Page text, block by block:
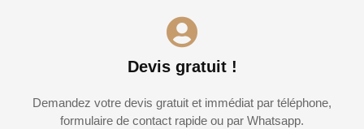
Devis gratuit !
Demandez votre devis gratuit et immédiat par téléphone,
formulaire de contact rapide ou par Whatsapp.